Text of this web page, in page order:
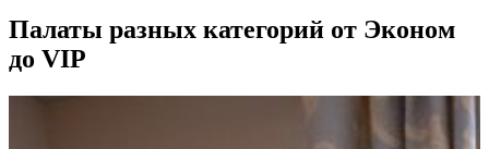
Палаты разных категорий от Эконом
до VIP